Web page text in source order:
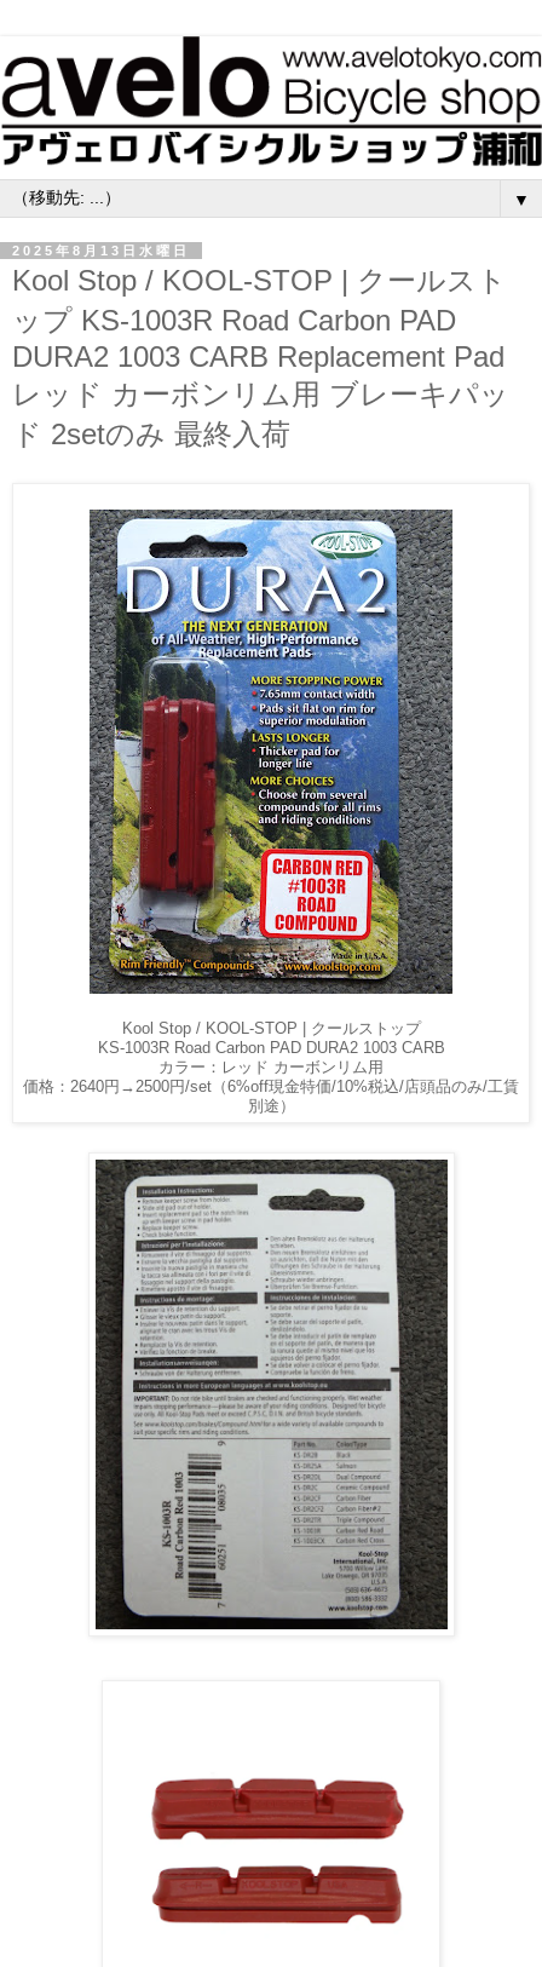
▼
2025年8月13日水曜日
Kool Stop / KOOL-STOP | クールスト
ップ KS-1003R Road Carbon PAD
DURA2 1003 CARB Replacement Pad
レッド カーボンリム用 ブレーキパッ
ド 2setのみ 最終入荷
Kool Stop / KOOL-STOP | クールストップ
KS-1003R Road Carbon PAD DURA2 1003 CARB
カラー：レッド カーボンリム用
価格：2640円→2500円/set（6%off現金特価/10%税込/店頭品のみ/工賃
別途）